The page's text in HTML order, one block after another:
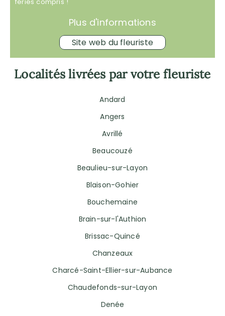
Plus d'informations
Site web du fleuriste
Localités livrées par votre fleuriste
Andard
Angers
Avrillé
Beaucouzé
Beaulieu-sur-Layon
Blaison-Gohier
Bouchemaine
Brain-sur-l'Authion
Brissac-Quincé
Chanzeaux
Charcé-Saint-Ellier-sur-Aubance
Chaudefonds-sur-Layon
Denée